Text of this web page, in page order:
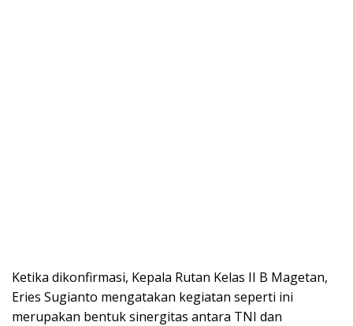
Ketika dikonfirmasi, Kepala Rutan Kelas II B Magetan,
Eries Sugianto mengatakan kegiatan seperti ini
merupakan bentuk sinergitas antara TNI dan